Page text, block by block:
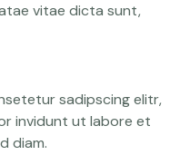
vitae dicta sunt,
sadipscing elitr,
invidunt ut labore et
diam.